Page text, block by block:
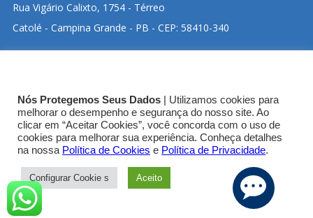
Rua Vigário Calixto, 1754 - Térreo
Catolé - Campina Grande - PB - CEP: 58410-340
GOOGLE MAPS:
SEDE CRT-03
Nós Protegemos Seus Dados | Utilizamos cookies para
melhorar o desempenho e segurança do nosso site. Ao
clicar em “Aceitar Cookies”, você concorda com o uso de
cookies para melhorar sua experiência. Conheça detalhes
na nossa Política de Cookies e Política de Privacidade.
Configurar Cookie s Aceito